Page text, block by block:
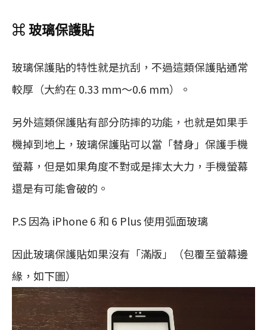
⌘ 玻璃保護貼
玻璃保護貼的特性就是抗刮，不過這類保護貼通常
較厚（大約在 0.33 mm～0.6 mm）。
另外這類保護貼有部分防摔的功能，也就是如果手
機掉到地上，玻璃保護貼可以當「替身」保護手機
螢幕，但是如果角度不對或是摔太大力，手機螢幕
還是有可能會破的。
P.S 因為 iPhone 6 和 6 Plus 使用弧面玻璃
因此玻璃保護貼如果沒有「滿版」（包覆至螢幕邊
緣，如下圖）